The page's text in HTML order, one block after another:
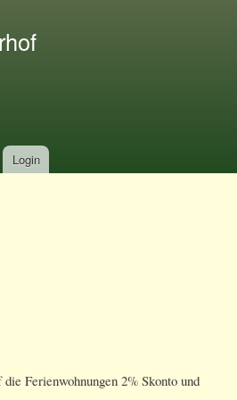
Login
Ferienwohnungen 2% Skonto und